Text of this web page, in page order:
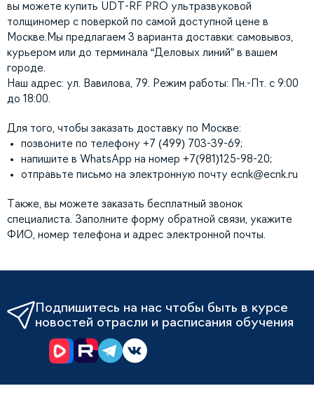
вы можете купить UDT-RF PRO ультразвуковой
толщиномер с поверкой по самой доступной цене в
Москве.Мы предлагаем 3 варианта доставки: самовывоз,
курьером или до терминала “Деловых линий” в вашем
городе.
Наш адрес: ул. Вавилова, 79. Режим работы: Пн.-Пт. с 9:00
до 18:00.
Для того, чтобы заказать доставку по Москве:
позвоните по телефону +7 (499) 703-39-69;
напишите в WhatsApp на номер +7(981)125-98-20;
отправьте письмо на электронную почту ecnk@ecnk.ru
Также, вы можете заказать бесплатный звонок
специалиста. Заполните форму обратной связи, укажите
ФИО, номер телефона и адрес электронной почты.
Подпишитесь на нас чтобы быть в курсе
новостей отрасли и расписания обучения